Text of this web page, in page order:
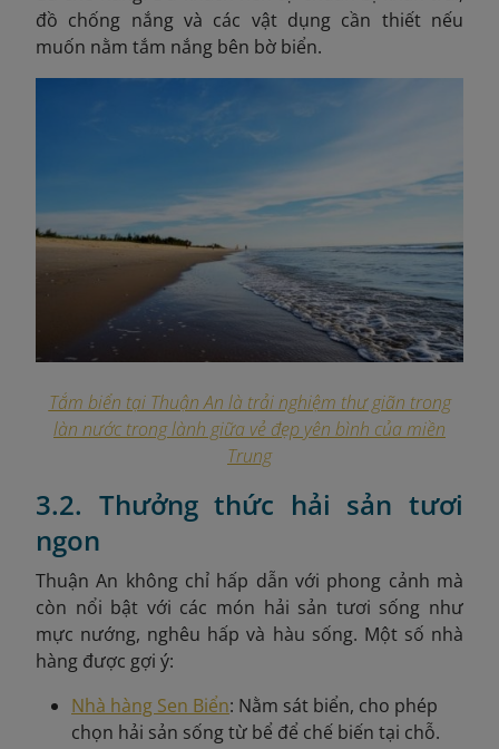
đồ chống nắng và các vật dụng cần thiết nếu
muốn nằm tắm nắng bên bờ biển.
Tắm biển tại Thuận An là trải nghiệm thư giãn trong
làn nước trong lành giữa vẻ đẹp yên bình của miền
Trung
3.2. Thưởng thức hải sản tươi
ngon
Thuận An không chỉ hấp dẫn với phong cảnh mà
còn nổi bật với các món hải sản tươi sống như
mực nướng, nghêu hấp và hàu sống. Một số nhà
hàng được gợi ý:
Nhà hàng Sen Biển: Nằm sát biển, cho phép
chọn hải sản sống từ bể để chế biến tại chỗ.